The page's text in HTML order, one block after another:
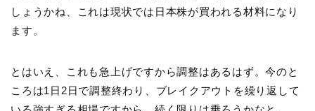
しょうかね、これは現状では日本株が買われる材料になり
ます。
とはいえ、これも急上げですから調整はあるはず。今のと
ころは1日2日で調整終わり、ブレイクアウトを繰り返して